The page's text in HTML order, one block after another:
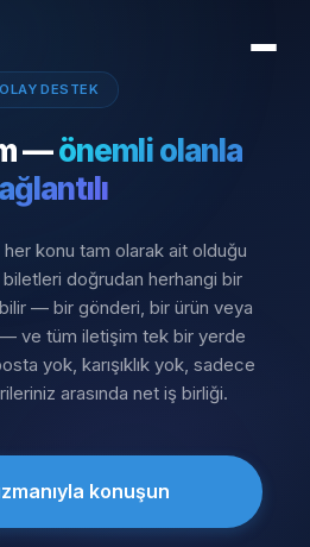
DESTEK
—önemli olanla
konu tam olarak ait olduğu
doğrudan herhangi bir
— bir gönderi, bir ürün veya
ve tüm iletişim tek bir yerde
yok, karışıklık yok, sadece
arasında net iş birliği.
konuşun